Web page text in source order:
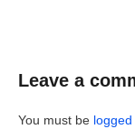
Leave a
You must be logged